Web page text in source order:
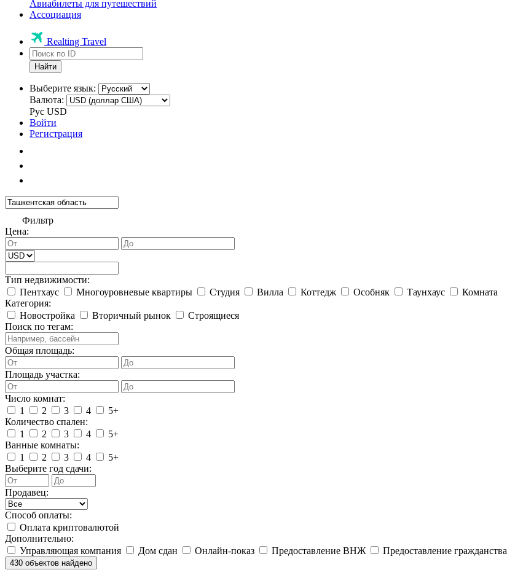
Авиабилеты для путешествий
Ассоциация
Realting Travel
Найти
Выберите язык:
Валюта:
Рус USD
Войти
Регистрация
Фильтр
Цена:
Тип недвижимости:
Пентхаус
Многоуровневые квартиры Студия Вилла Коттедж Особняк Таунхаус
Комната
Категория:
Новостройка
Вторичный рынок
Строящиеся
Поиск по тегам:
Общая площадь:
Площадь участка:
Число комнат:
1
2 3 4
5+
Количество спален:
1
2 3 4
5+
Ванные комнаты:
1
2 3 4
5+
Выберите год сдачи:
Продавец:
Способ оплаты:
Оплата криптовалютой
Дополнительно:
Управляющая компания
Дом сдан Онлайн-показ Предоставление ВНЖ Предоставление гражданства